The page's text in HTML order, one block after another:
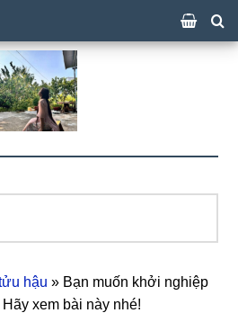
hậu » Bạn muốn khởi nghiệp
xem bài này nhé!